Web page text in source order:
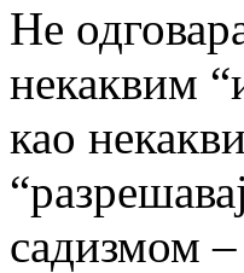
Не
некаквим
као
садизмом